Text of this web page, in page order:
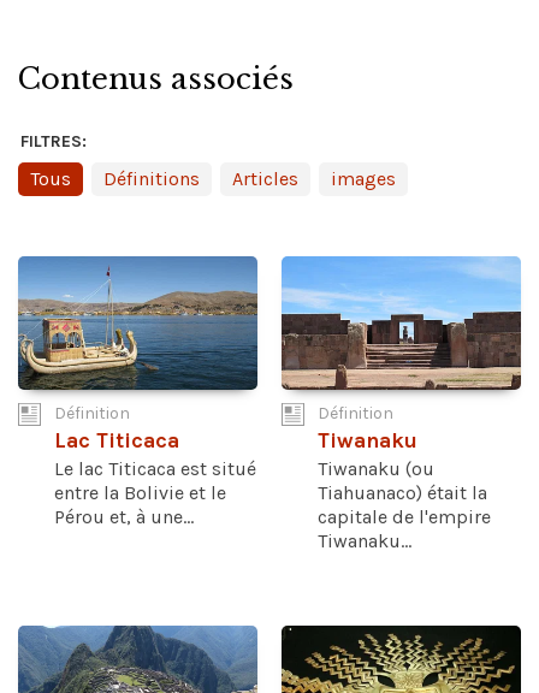
Contenus associés
FILTRES:
Tous Définitions Articles images
Définition
Lac Titicaca
Le lac Titicaca est situé
entre la Bolivie et le
Pérou et, à une...
Définition
Tiwanaku
Tiwanaku (ou
Tiahuanaco) était la
capitale de l'empire
Tiwanaku...